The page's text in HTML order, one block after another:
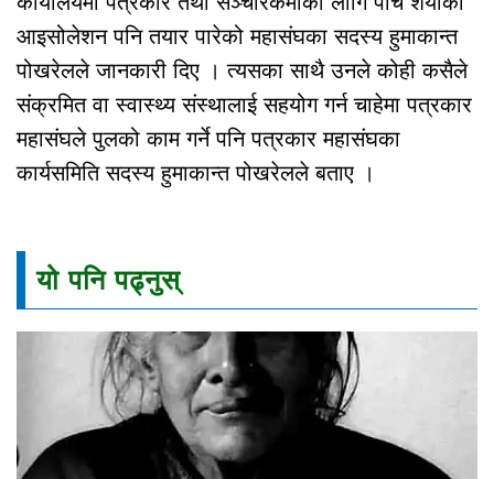
आइसोलेशन पनि तयार पारेको महासंघका सदस्य हुमाकान्त
पोखरेलले जानकारी दिए । त्यसका साथै उनले कोही कसैले
संक्रमित वा स्वास्थ्य संस्थालाई सहयोग गर्न चाहेमा पत्रकार
महासंघले पुलको काम गर्ने पनि पत्रकार महासंघका
कार्यसमिति सदस्य हुमाकान्त पोखरेलले बताए ।
यो पनि पढ्नुस्